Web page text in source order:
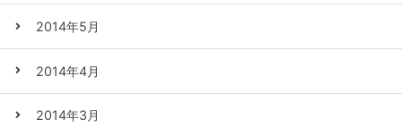
2014年5月
2014年4月
2014年3月